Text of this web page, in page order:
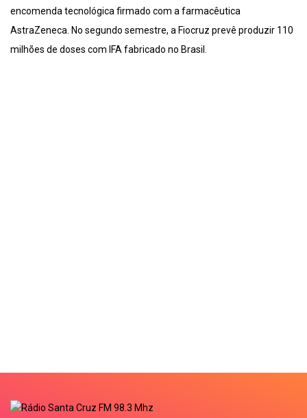
encomenda tecnológica firmado com a farmacêutica
AstraZeneca. No segundo semestre, a Fiocruz prevê produzir 110
milhões de doses com IFA fabricado no Brasil.